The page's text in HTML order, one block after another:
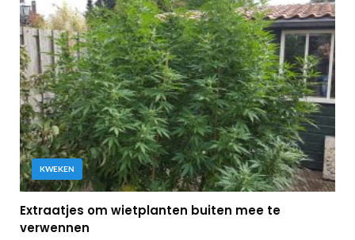
KWEKEN
Extraatjes om wietplanten buiten mee te
verwennen